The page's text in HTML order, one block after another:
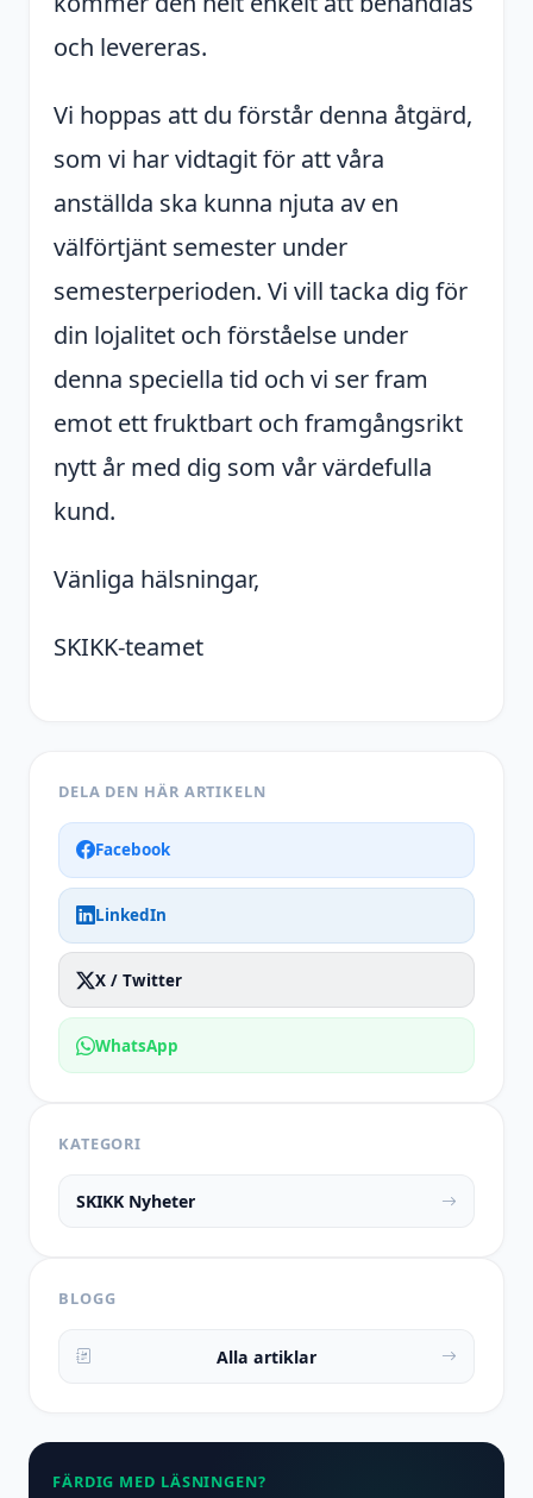
och levereras.
Vi hoppas att du förstår denna åtgärd,
som vi har vidtagit för att våra
anställda ska kunna njuta av en
välförtjänt semester under
semesterperioden. Vi vill tacka dig för
din lojalitet och förståelse under
denna speciella tid och vi ser fram
emot ett fruktbart och framgångsrikt
nytt år med dig som vår värdefulla
kund.
Vänliga hälsningar,
SKIKK-teamet
DELA DEN HÄR ARTIKELN
Facebook
LinkedIn
X / Twitter
WhatsApp
KATEGORI
SKIKK Nyheter
BLOGG
Alla artiklar
FÄRDIG MED LÄSNINGEN?